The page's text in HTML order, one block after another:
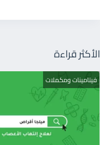
الأكثر قراءة
فيتامينات ومكملات